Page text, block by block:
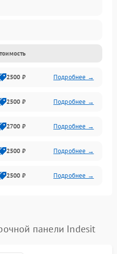
2500 ₽ Подробнее →
2500 ₽ Подробнее →
2700 ₽ Подробнее →
2500 ₽ Подробнее →
2500 ₽ Подробнее →
панели Indesit